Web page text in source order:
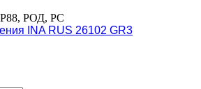
РОД, РС
INA RUS 26102 GR3